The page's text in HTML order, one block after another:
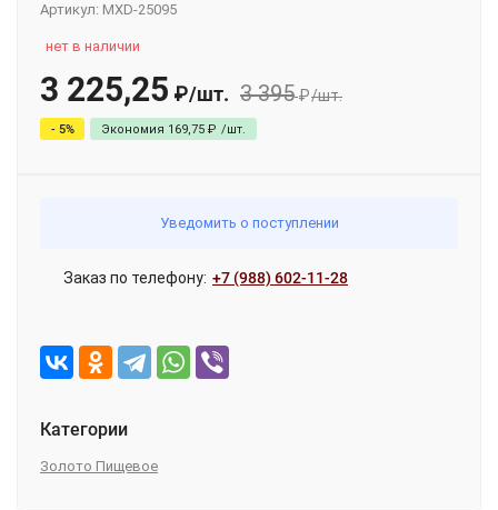
Артикул: MXD-25095
нет в наличии
3 225,25 ₽/шт. 3 395 ₽/шт.
- 5% Экономия 169,75 ₽ /шт.
Уведомить о поступлении
Заказ по телефону: +7 (988) 602-11-28
Категории
Золото Пищевое